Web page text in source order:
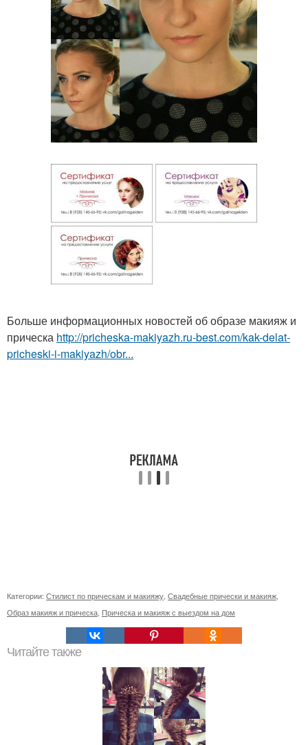
Больше информационных новостей об образе макияж и
прическа http://pricheska-makiyazh.ru-best.com/kak-delat-
pricheski-i-makiyazh/obr...
Категории: Стилист по прическам и макияжу Свадебные прически и макияж
Образ макияж и прическа Прическа и макияж с выездом на дом
Читайте также